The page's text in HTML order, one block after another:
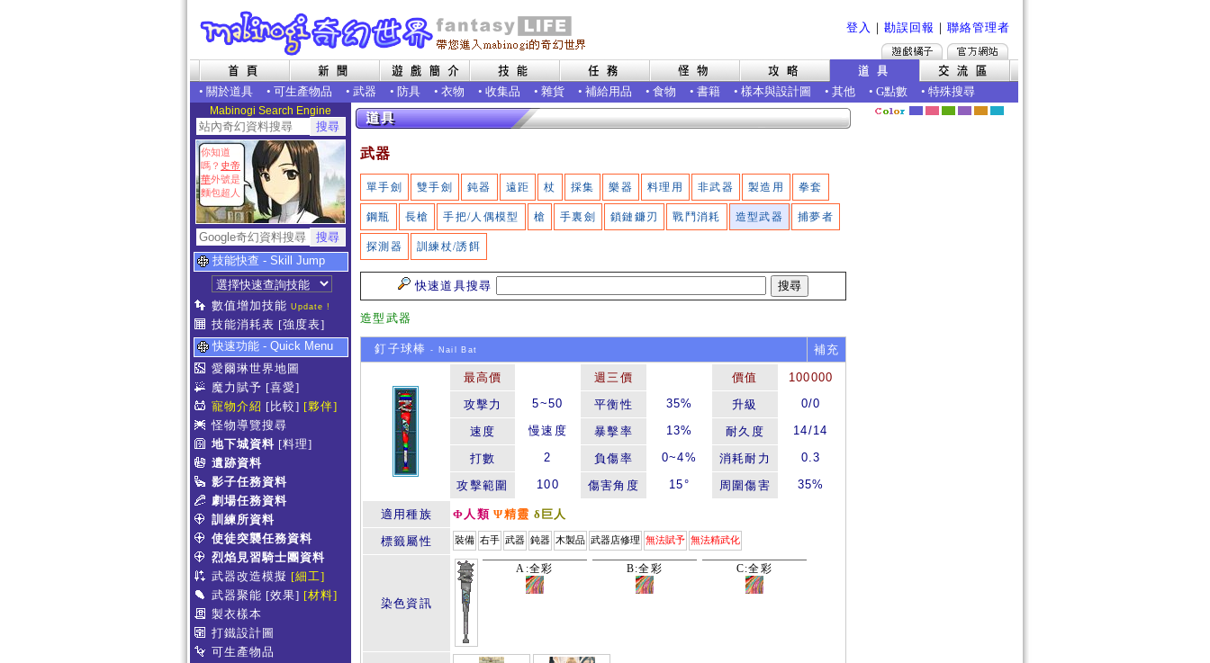
登入 ｜ 勘誤回報 ｜ 聯絡管理者
• 關於道具 • 可生產物品 • 武器 • 防具 • 衣物 • 收集品 • 雜貨 • 補給用品 • 食物 • 書籍 • 樣本與設計圖 • 其他 • G點數 • 特殊搜尋
Mabinogi Search Engine
你知道
嗎？ 史帝
華外號是
麵包超人
技能快查 - Skill Jump
數值增加技能 Update !
技能消耗表 [強度表]
快速功能 - Quick Menu
愛爾琳世界地圖
魔力賦予 [喜愛]
寵物介紹 [比較] [夥伴]
怪物導覽搜尋
地下城資料 [料理]
遺跡資料
影子任務資料
劇場任務資料
訓練所資料
使徒突襲任務資料
烈焰見習騎士團資料
武器改造模擬 [細工]
武器聚能 [效果] [材料]
製衣樣本
打鐵設計圖
可生產物品
武器
單手劍 雙手劍 鈍器 遠距 杖 採集 樂器 料理用 非武器 製造用 拳套
鋼瓶 長槍 手把/人偶模型 槍 手裏劍 鎖鏈鐮刃 戰鬥消耗 造型武器 捕夢者
探測器 訓練杖/誘餌
快速道具搜尋
造型武器
釘子球棒 - Nail Bat 補充
最高價 週三價 價值
100000
攻擊力
5~50 平衡性 35% 升級 0/0
速度 慢速度 暴擊率 13% 耐久度 14/14
打數 2 負傷率 0~4% 消耗耐力 0.3
攻擊範圍 100 傷害角度 15° 周圍傷害 35%
適用種族 Φ人類 Ψ精靈 δ巨人
標籤屬性
裝備 右手 武器 鈍器 木製品 武器店修理 無法賦予 無法精武化
染色資訊
A:全彩 B:全彩 C:全彩